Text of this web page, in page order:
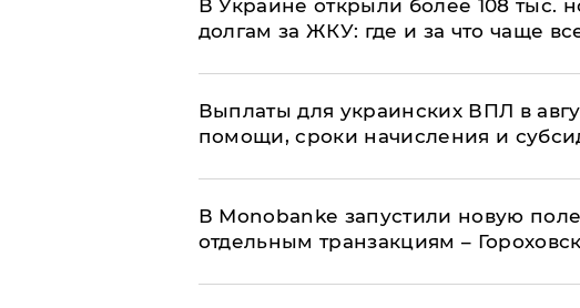
В Украине открыли более 108 тыс.
долгам за ЖКУ: где и за что чаще
Выплаты для украинских ВПЛ в
помощи, сроки начисления и
В Мonobankе запустили новую
отдельным транзакциям –